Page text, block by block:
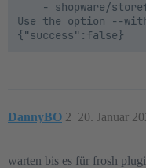
DannyBO 20. Januar
2
warten bis es für frosh